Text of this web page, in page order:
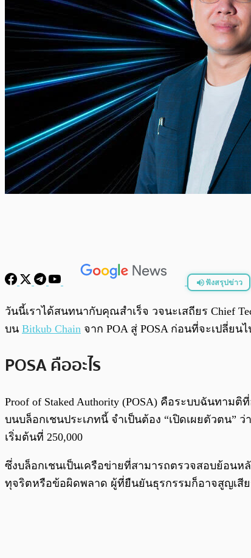
ฟังสรุปข่าว
พร้อมเล่น
วันนี้เราได้สนทนากับคุณสำเร็จ วจนะเสถียร Chief
บน Bitkub Chain จาก POA สู่ POSA ก่อนที่จะเปลี่ยน
POSA คืออะไร
Proof of Staked Authority (POSA) คือระบบฉันทาม
บนบล็อกเชนประเภทนี้ จำเป็นต้อง “เปิดเผยตัวตน”
เริ่มต้นที่ 250,000
ซึ่งบล็อกเชนเป็นเครือข่ายที่สามารถตรวจสอบย้อน
ทุจริตหรือข้อผิดพลาด ผู้ที่ยืนยันธุรกรรมก็อาจสูญเสีย